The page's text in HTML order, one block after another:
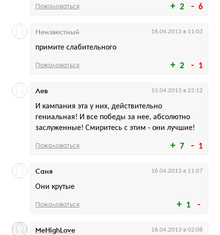
2 6
Пожаловаться
2 1
примите слабительного
Неизвестный 16.04.2013 в 11:03
Пожаловаться
7 1
И кампания эта у них, действительно
гениальная! И все победы за нее, абсолютно
заслуженные! Смиритесь с этим - они лучшие!
Лев 15.04.2013 в 22:12
Пожаловаться
1
Они крутые
Саня 16.04.2013 в 11:07
Пожаловаться
MeHighLove 16.04.2013 в 02:08